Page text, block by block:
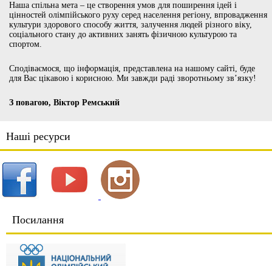
Наша спільна мета – це створення умов для поширення ідей і
цінностей олімпійського руху серед населення регіону, впровадження
культури здорового способу життя, залучення людей різного віку,
соціального стану до активних занять фізичною культурою та
спортом.
Сподіваємося, що інформація, представлена на нашому сайті, буде
для Вас цікавою і корисною. Ми завжди раді зворотньому зв’язку!
З повагою, Віктор Ремський
Наші ресурси
Посилання